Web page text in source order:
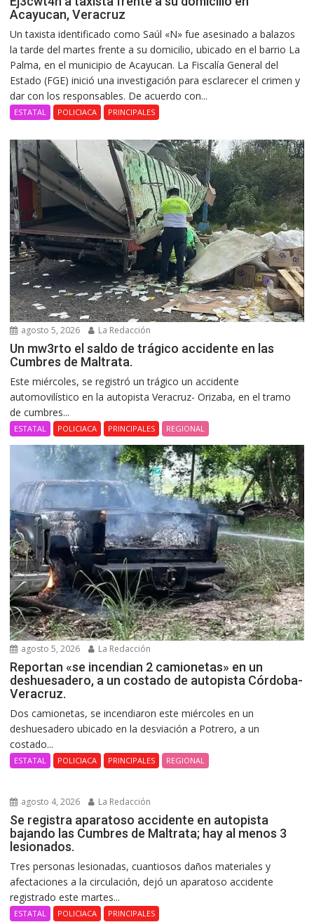
Acayucan, Veracruz
Un taxista identificado como Saúl «N» fue asesinado a balazos
la tarde del martes frente a su domicilio, ubicado en el barrio La
Palma, en el municipio de Acayucan. La Fiscalía General del
Estado (FGE) inició una investigación para esclarecer el crimen y
dar con los responsables. De acuerdo con...
ESTATAL POLICIACA PRINCIPALES
agosto 5, 2026 La Redacción
Un mw3rto el saldo de trágico accidente en las
Cumbres de Maltrata.
Este miércoles, se registró un trágico un accidente
automovilístico en la autopista Veracruz- Orizaba, en el tramo
de cumbres...
ESTATAL POLICIACA PRINCIPALES REGIONAL
agosto 5, 2026 La Redacción
Reportan «se incendian 2 camionetas» en un
deshuesadero, a un costado de autopista Córdoba-
Veracruz.
Dos camionetas, se incendiaron este miércoles en un
deshuesadero ubicado en la desviación a Potrero, a un
costado...
ESTATAL POLICIACA PRINCIPALES REGIONAL
agosto 4, 2026 La Redacción
Se registra aparatoso accidente en autopista
bajando las Cumbres de Maltrata; hay al menos 3
lesionados.
Tres personas lesionadas, cuantiosos daños materiales y
afectaciones a la circulación, dejó un aparatoso accidente
registrado este martes...
ESTATAL POLICIACA PRINCIPALES